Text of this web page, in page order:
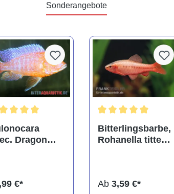
Sonderangebote
Dragon
€*
Bitterlingsbarbe,
Rohanella titteya,
Ab 3,59 €*